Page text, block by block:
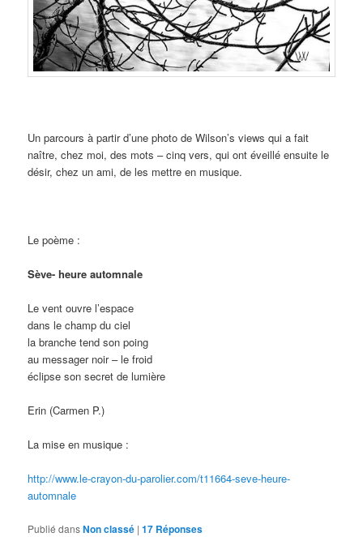
Un parcours à partir d’une photo de Wilson’s views qui a fait
naître, chez moi, des mots – cinq vers, qui ont éveillé ensuite le
désir, chez un ami, de les mettre en musique.
Le poème :
Sève- heure automnale
Le vent ouvre l’espace
dans le champ du ciel
la branche tend son poing
au messager noir – le froid
éclipse son secret de lumière
Erin (Carmen P.)
La mise en musique :
http://www.le-crayon-du-parolier.com/t11664-seve-heure-
automnale
Publié dansNon classé |17 Réponses